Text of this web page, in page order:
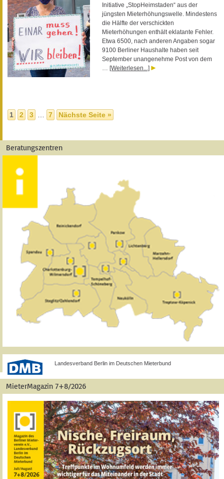
Initiative „StopHeimstaden“ aus der
jüngsten Mieterhöhungswelle. Mindestens
die Hälfte der verschickten
Mieterhöhungen enthält eklatante Fehler.
Etwa 6500, nach anderen Angaben sogar
9100 Berliner Haushalte haben seit
September unangenehme Post von dem
[Weiterlesen...]
1 2 3 7 Nächste Seite »
Beratungszentren
Landesverband Berlin im Deutschen Mieterbund
MieterMagazin 7+8/2026